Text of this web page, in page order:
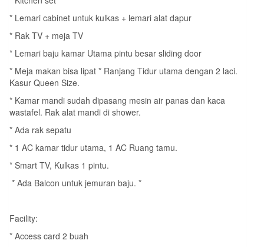
* Lemari cabinet untuk kulkas + lemari alat dapur
* Rak TV + meja TV
* Lemari baju kamar Utama pintu besar sliding door
* Meja makan bisa lipat * Ranjang Tidur utama dengan 2 laci.
Kasur Queen Size.
* Kamar mandi sudah dipasang mesin air panas dan kaca
wastafel. Rak alat mandi di shower.
* Ada rak sepatu
* 1 AC kamar tidur utama, 1 AC Ruang tamu.
* Smart TV, Kulkas 1 pintu.
* Ada Balcon untuk jemuran baju. *
Facility:
* Access card 2 buah